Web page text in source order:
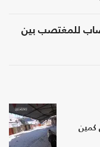
للمغتصب بين
كمين